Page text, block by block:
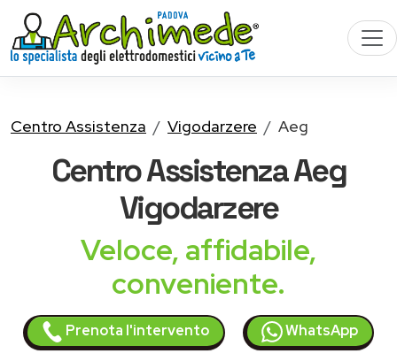
Centro Assistenza Vigodarzere Aeg
Centro AssistenzaAeg
Vigodarzere
Veloce, affidabile,
conveniente.
Prenota l'intervento WhatsApp